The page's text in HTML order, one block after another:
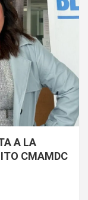
A LA
CMAMDC